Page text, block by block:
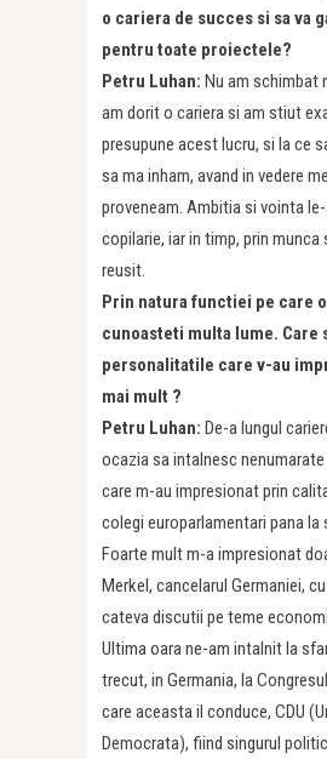
o cariera de succes si sa va
pentru toate proiectele?
Petru Luhan: Nu am schimbat
am dorit o cariera si am stiut
presupune acest lucru, si la ce
sa ma inham, avand in vedere
proveneam. Ambitia si vointa
copilarie, iar in timp, prin munca
reusit.
Prin natura functiei pe care
cunoasteti multa lume. Care
personalitatile care v-au
mai mult ?
Petru Luhan: De-a lungul
ocazia sa intalnesc
care m-au impresionat prin
colegi europarlamentari pana la
Foarte mult m-a impresionat
Merkel, cancelarul Germaniei,
cateva discutii pe teme
Ultima oara ne-am intalnit la
trecut, in Germania, la
care aceasta il conduce, CDU
Democrata), fiind singurul